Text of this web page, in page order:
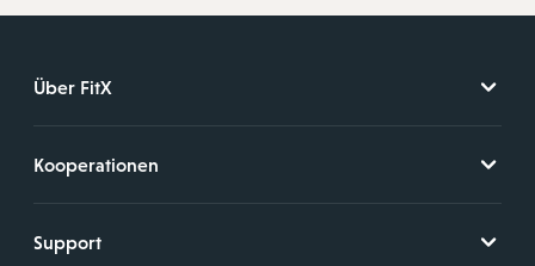
Über FitX
Kooperationen
Support